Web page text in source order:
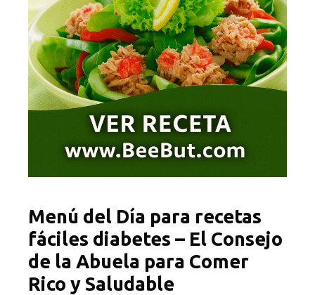
Menú del Día para recetas
fáciles diabetes – El Consejo
de la Abuela para Comer
Rico y Saludable